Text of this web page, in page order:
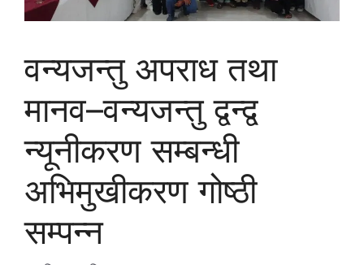
वन्यजन्तु अपराध तथा
मानव–वन्यजन्तु द्वन्द्व
न्यूनीकरण सम्बन्धी
अभिमुखीकरण गोष्ठी
सम्पन्न